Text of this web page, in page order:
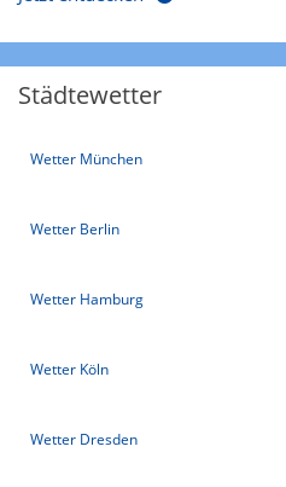
Städtewetter
Wetter München
Wetter Berlin
Wetter Hamburg
Wetter Köln
Wetter Dresden